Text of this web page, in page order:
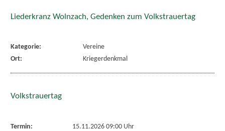
Liederkranz Wolnzach, Gedenken zum Volkstrauertag
Kategorie:
Vereine
Ort:
Kriegerdenkmal
Volkstrauertag
Termin:
15.11.2026 09:00 Uhr